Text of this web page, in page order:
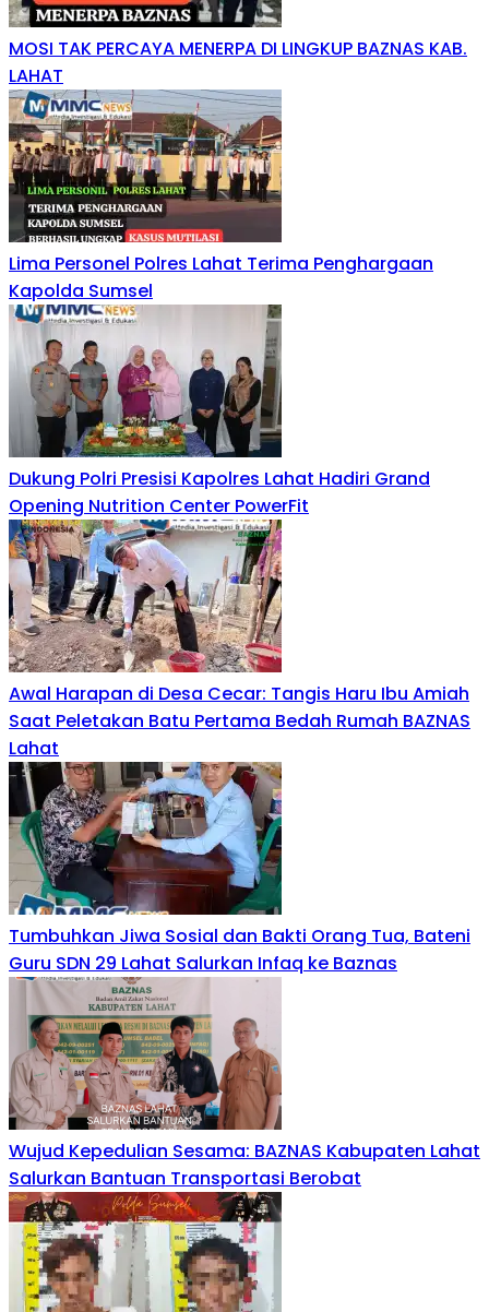
MOSI TAK PERCAYA MENERPA DI LINGKUP BAZNAS KAB.
LAHAT
Lima Personel Polres Lahat Terima Penghargaan
Kapolda Sumsel
Dukung Polri Presisi Kapolres Lahat Hadiri Grand
Opening Nutrition Center PowerFit
Awal Harapan di Desa Cecar: Tangis Haru Ibu Amiah
Saat Peletakan Batu Pertama Bedah Rumah BAZNAS
Lahat
Tumbuhkan Jiwa Sosial dan Bakti Orang Tua, Bateni
Guru SDN 29 Lahat Salurkan Infaq ke Baznas
Wujud Kepedulian Sesama: BAZNAS Kabupaten Lahat
Salurkan Bantuan Transportasi Berobat